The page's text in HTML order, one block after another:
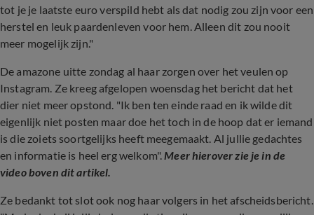
tot je je laatste euro verspild hebt als dat nodig zou zijn voor een
herstel en leuk paardenleven voor hem. Alleen dit zou nooit
meer mogelijk zijn."
De amazone uitte zondag al haar zorgen over het veulen op
Instagram. Ze kreeg afgelopen woensdag het bericht dat het
dier niet meer opstond. "Ik ben ten einde raad en ik wilde dit
eigenlijk niet posten maar doe het toch in de hoop dat er iemand
is die zoiets soortgelijks heeft meegemaakt. Al jullie gedachtes
en informatie is heel erg welkom".Meer hierover zie je in de
video boven dit artikel.
Ze bedankt tot slot ook nog haar volgers in het afscheidsbericht.